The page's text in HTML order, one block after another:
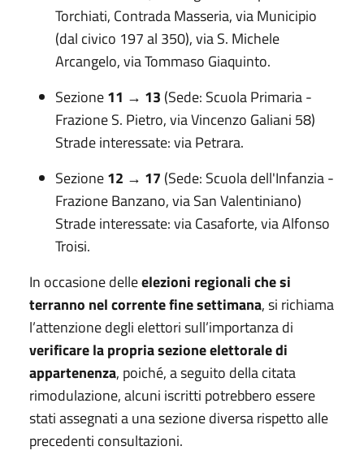
Torchiati, Contrada Masseria, via Municipio
(dal civico 197 al 350), via S. Michele
Arcangelo, via Tommaso Giaquinto.
Sezione11 → 13 (Sede: Scuola Primaria -
Frazione S. Pietro, via Vincenzo Galiani 58)
Strade interessate: via Petrara.
Sezione12 → 17 (Sede: Scuola dell'Infanzia -
Frazione Banzano, via San Valentiniano)
Strade interessate: via Casaforte, via Alfonso
Troisi.
In occasione delleelezioni regionali che si
terranno nel corrente fine settimana, si richiama
l’attenzione degli elettori sull’importanza di
verificare la propria sezione elettorale di
appartenenza, poiché, a seguito della citata
rimodulazione, alcuni iscritti potrebbero essere
stati assegnati a una sezione diversa rispetto alle
precedenti consultazioni.